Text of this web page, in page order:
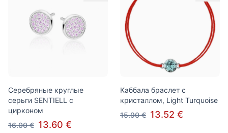
Серебряные круглые
серьги SENTIELL с
цирконом
16.00 € 13.60 €
Каббала браслет с
кристаллом, Light Turquoise
15.90 € 13.52 €